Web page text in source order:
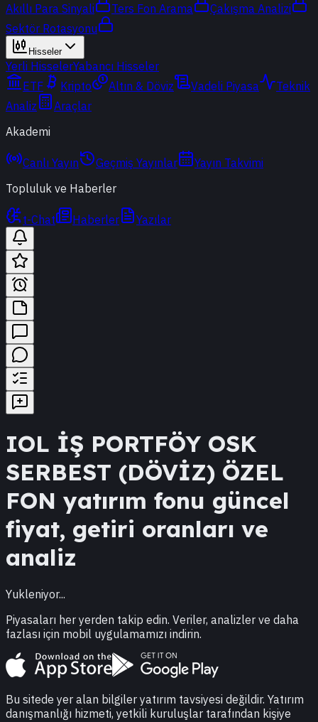
Akıllı Para Sinyali
Ters Fon Arama
Çakışma Analizi
Sektör Rotasyonu
Hisseler
Yerli HisselerYabancı Hisseler
ETF
Kripto Altın & Döviz Vadeli Piyasa
Teknik
Analiz
Araçlar
Akademi
Canlı Yayın Geçmiş Yayınlar
Yayın Takvimi
Topluluk ve Haberler
t-Chat Haberler Yazılar
IOL İŞ PORTFÖY OSK
SERBEST (DÖVİZ) ÖZEL
FON yatırım fonu güncel
fiyat, getiri oranları ve
analiz
Yukleniyor...
Piyasaları her yerden takip edin. Veriler, analizler ve daha
fazlası için mobil uygulamamızı indirin.
Bu sitede yer alan bilgiler yatırım tavsiyesi değildir. Yatırım
danışmanlığı hizmeti, yetkili kuruluşlar tarafından kişiye